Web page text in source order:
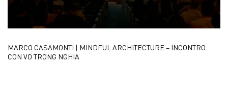
MARCO CASAMONTI | MINDFUL ARCHITECTURE – INCONTRO
CON VO TRONG NGHIA